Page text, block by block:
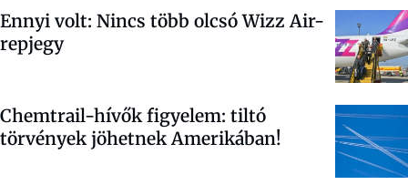
Ennyi volt: Nincs több olcsó Wizz Air-
repjegy
Chemtrail-hívők figyelem: tiltó
törvények jöhetnek Amerikában!